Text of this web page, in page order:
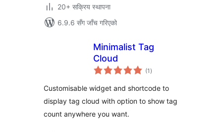
20+ सक्रिय स्थापना
6.9.6 सँग जाँच गरिएको
Minimalist Tag
Cloud
(1 कुल
रेटिङ्गहरू
)
Customisable widget and shortcode to
display tag cloud with option to show tag
count anywhere you want.